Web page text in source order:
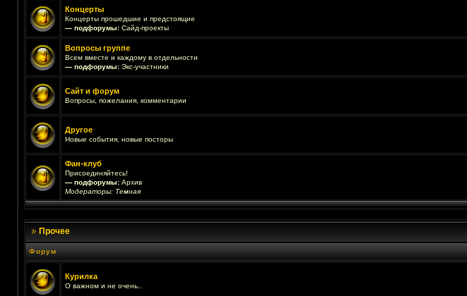
Концерты
Концерты прошедшие и предстоящие
— подфорумы: Сайд-проекты
Вопросы группе
Всем вместе и каждому в отдельности
— подфорумы: Экс-участники
Сайт и форум
Вопросы, пожелания, комментарии
Другое
Новые события, новые посторы
Фан-клуб
Присоединяйтесь!
— подфорумы: Архив
Модераторы: Темная
Прочее
Форум
Курилка
О важном и не очень..